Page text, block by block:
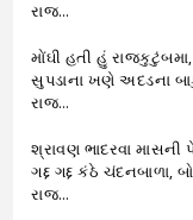
રાજ…
મોંઘી હતી હું
સુપડાના ખણે અદડના
રાજ…
શ્રાવણ ભાદરવા
ગદ્દ ગદ્દ કંઠે ચંદનબાળા,
રાજ…